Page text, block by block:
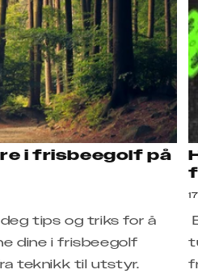
i frisbeegolf på
tips og triks for å
dine i frisbeegolf
teknikk til utstyr.